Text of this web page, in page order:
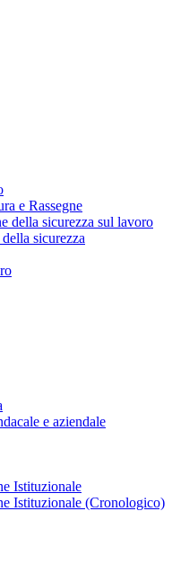
e Rassegne
della sicurezza sul lavoro
sicurezza
e aziendale
Istituzionale
Istituzionale (Cronologico)